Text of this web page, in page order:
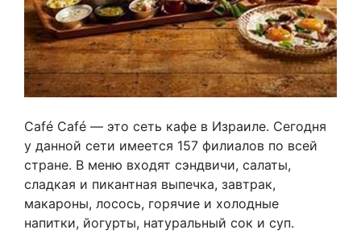
Café Café — это сеть кафе в Израиле. Сегодня
у данной сети имеется 157 филиалов по всей
стране. В меню входят сэндвичи, салаты,
сладкая и пикантная выпечка, завтрак,
макароны, лосось, горячие и холодные
напитки, йогурты, натуральный сок и суп.